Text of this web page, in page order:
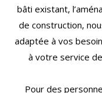
bâti existant,
de construction,
adaptée à vos
à votre service
Pour des